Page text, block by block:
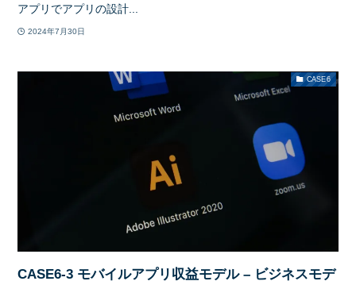
アプリでアプリの設計...
2024年7月30日
CASE6
CASE6-3 モバイルアプリ収益モデル – ビジネスモデ